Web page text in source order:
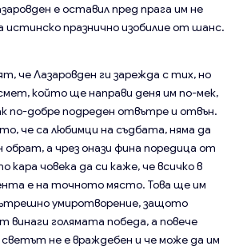
е оставил пред прага им не
празнично изобилие от шанс.
че Лазаровден ги зарежда с тих, но
който ще направи деня им по-мек,
по-добре подреден отвътре и отвън.
че са любимци на съдбата, няма да
обрат, а чрез онази фина поредица от
кара човека да си каже, че всичко в
е на точното място. Това ще им
умиротворение, защото
винаги голямата победа, а повече
не е враждебен и че може да им